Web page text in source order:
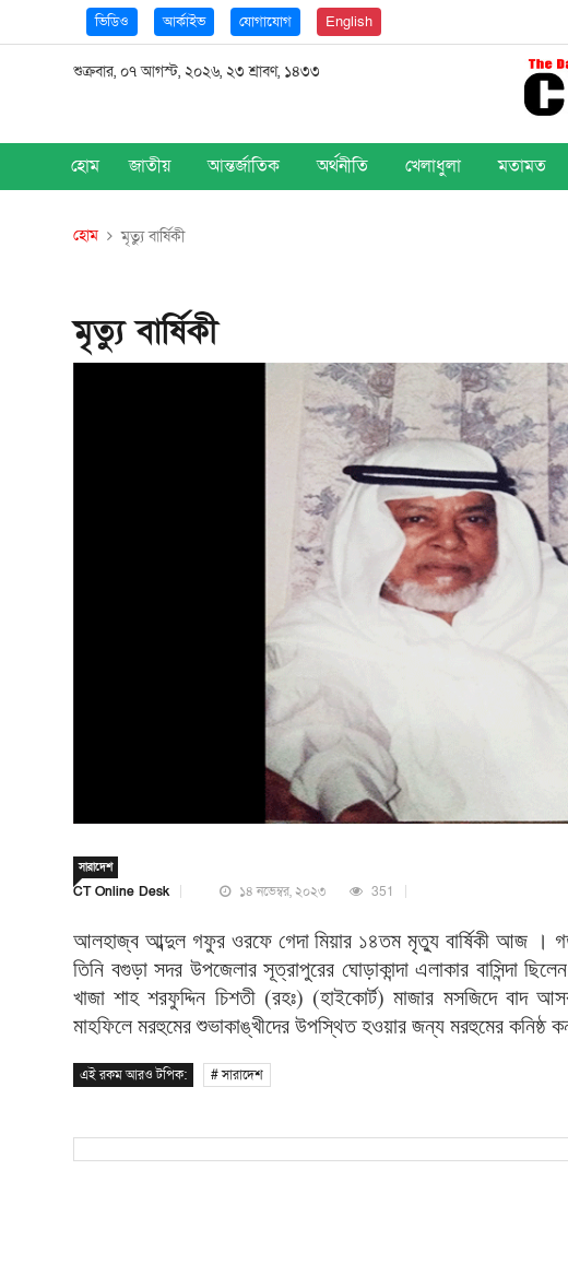
ভিডিও আর্কাইভ যোগাযোগ English
শুক্রবার, ০৭ আগস্ট, ২০২৬, ২৩ শ্রাবণ, ১৪৩৩
হোম জাতীয় আন্তর্জাতিক অর্থনীতি খেলাধুলা মতামত
হোম মৃত্যু বার্ষিকী
মৃত্যু বার্ষিকী
সারাদেশ
CT Online Desk ১৪ নভেম্বর, ২০২৩ 351
আলহাজ্ব আব্দুল গফুর ওরফে গেদা মিয়ার ১৪তম মৃত্যু বার্ষিকী আজ ।
তিনি বগুড়া সদর উপজেলার সূত্রাপুরের ঘোড়াকান্দা এলাকার বাসিন্দা
খাজা শাহ শরফুদ্দিন চিশতী(রহঃ) (হাইকোর্ট)মাজার মসজিদে বাদ
মাহফিলে মরহুমের শুভাকাঙ্খীদের উপস্থিত হওয়ার জন্য মরহুমের কনিষ্ঠ
এই রকম আরও টপিক: # সারাদেশ